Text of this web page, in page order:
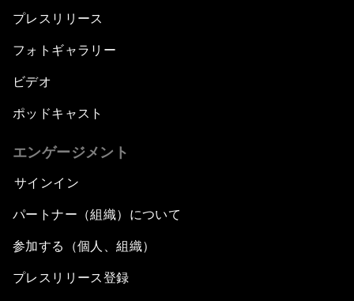
プレスリリース
フォトギャラリー
ビデオ
ポッドキャスト
エンゲージメント
サインイン
パートナー（組織）について
参加する（個人、組織）
プレスリリース登録